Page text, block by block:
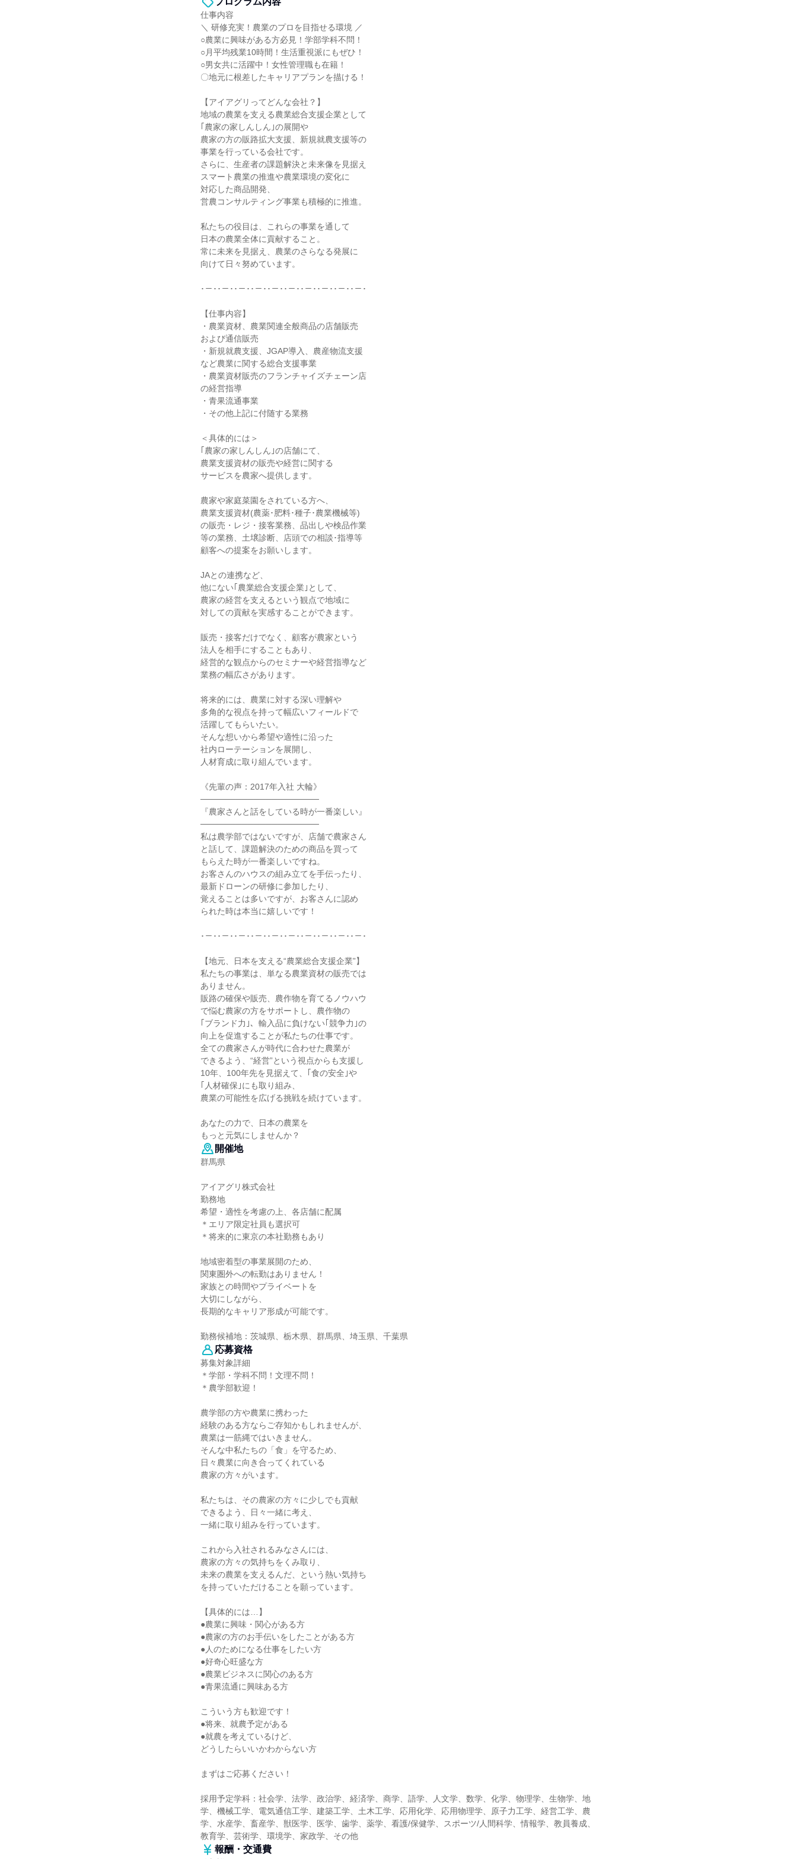
仕事内容
＼ 研修充実！農業のプロを目指せる環境 ／
○農業に興味がある方必見！学部学科不問！
○月平均残業10時間！生活重視派にもぜひ！
○男女共に活躍中！女性管理職も在籍！
〇地元に根差したキャリアプランを描ける！
【アイアグリってどんな会社？】
地域の農業を支える農業総合支援企業として
｢農家の家しんしん｣の展開や
農家の方の販路拡大支援、新規就農支援等の
事業を行っている会社です。
さらに、生産者の課題解決と未来像を見据え
スマート農業の推進や農業環境の変化に
対応した商品開発、
営農コンサルティング事業も積極的に推進。
私たちの役目は、これらの事業を通して
日本の農業全体に貢献すること。
常に未来を見据え、農業のさらなる発展に
向けて日々努めています。
･－･･－･･－･･－･･－･･－･･－･･－･･－･･－･
【仕事内容】
・農業資材、農業関連全般商品の店舗販売
および通信販売
・新規就農支援、JGAP導入、農産物流支援
など農業に関する総合支援事業
・農業資材販売のフランチャイズチェーン店
の経営指導
・青果流通事業
・その他上記に付随する業務
＜具体的には＞
｢農家の家しんしん｣の店舗にて、
農業支援資材の販売や経営に関する
サービスを農家へ提供します。
農家や家庭菜園をされている方へ、
農業支援資材(農薬･肥料･種子･農業機械等)
の販売・レジ・接客業務、品出しや検品作業
等の業務、土壌診断、店頭での相談･指導等
顧客への提案をお願いします。
JAとの連携など、
他にない｢農業総合支援企業｣として、
農家の経営を支えるという観点で地域に
対しての貢献を実感することができます。
販売・接客だけでなく、顧客が農家という
法人を相手にすることもあり、
経営的な観点からのセミナーや経営指導など
業務の幅広さがあります。
将来的には、農業に対する深い理解や
多角的な視点を持って幅広いフィールドで
活躍してもらいたい。
そんな想いから希望や適性に沿った
社内ローテーションを展開し、
人材育成に取り組んでいます。
《先輩の声：2017年入社 大輪》
────────────────────
『農家さんと話をしている時が一番楽しい』
────────────────────
私は農学部ではないですが、店舗で農家さん
と話して、課題解決のための商品を買って
もらえた時が一番楽しいですね。
お客さんのハウスの組み立てを手伝ったり、
最新ドローンの研修に参加したり、
覚えることは多いですが、お客さんに認め
られた時は本当に嬉しいです！
･－･･－･･－･･－･･－･･－･･－･･－･･－･･－･
【地元、日本を支える“農業総合支援企業”】
私たちの事業は、単なる農業資材の販売では
ありません。
販路の確保や販売、農作物を育てるノウハウ
で悩む農家の方をサポートし、農作物の
｢ブランド力｣、輸入品に負けない｢競争力｣の
向上を促進することが私たちの仕事です。
全ての農家さんが時代に合わせた農業が
できるよう、“経営”という視点からも支援し
10年、100年先を見据えて、｢食の安全｣や
｢人材確保｣にも取り組み、
農業の可能性を広げる挑戦を続けています。
あなたの力で、日本の農業を
もっと元気にしませんか？
開催地
群馬県
アイアグリ株式会社
勤務地
希望・適性を考慮の上、各店舗に配属
＊エリア限定社員も選択可
＊将来的に東京の本社勤務もあり
地域密着型の事業展開のため、
関東圏外への転勤はありません！
家族との時間やプライベートを
大切にしながら、
長期的なキャリア形成が可能です。
勤務候補地：茨城県、栃木県、群馬県、埼玉県、千葉県
応募資格
募集対象詳細
＊学部・学科不問！文理不問！
＊農学部歓迎！
農学部の方や農業に携わった
経験のある方ならご存知かもしれませんが、
農業は一筋縄ではいきません。
そんな中私たちの「食」を守るため、
日々農業に向き合ってくれている
農家の方々がいます。
私たちは、その農家の方々に少しでも貢献
できるよう、日々一緒に考え、
一緒に取り組みを行っています。
これから入社されるみなさんには、
農家の方々の気持ちをくみ取り、
未来の農業を支えるんだ、という熱い気持ち
を持っていただけることを願っています。
【具体的には…】
●農業に興味・関心がある方
●農家の方のお手伝いをしたことがある方
●人のためになる仕事をしたい方
●好奇心旺盛な方
●農業ビジネスに関心のある方
●青果流通に興味ある方
こういう方も歓迎です！
●将来、就農予定がある
●就農を考えているけど、
どうしたらいいかわからない方
まずはご応募ください！
採用予定学科：社会学、法学、政治学、経済学、商学、語学、人文学、数学、化学、物理学、生物学、地
学、機械工学、電気通信工学、建築工学、土木工学、応用化学、応用物理学、原子力工学、経営工学、農
学、水産学、畜産学、獣医学、医学、歯学、薬学、看護/保健学、スポーツ/人間科学、情報学、教員養成、
教育学、芸術学、環境学、家政学、その他
報酬・交通費